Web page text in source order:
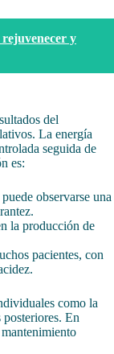
y
del
La energía
seguida de
es:
observarse una
la producción de
pacientes, con
como la
En